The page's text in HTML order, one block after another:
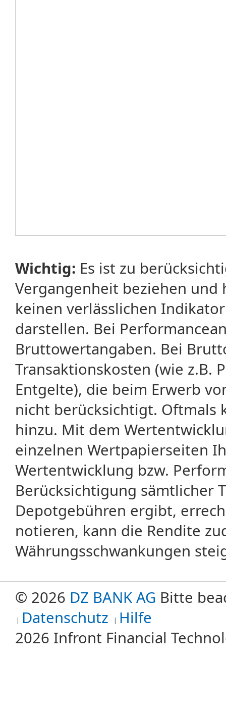
Wichtig: Es ist zu
Vergangenheit beziehen
keinen verlässlichen
darstellen. Bei
Bruttowertangaben. Bei
Transaktionskosten (wie z.B.
Entgelte), die beim Erwerb
nicht berücksichtigt. Oftmals
hinzu. Mit dem
einzelnen Wertpapierseiten
Wertentwicklung bzw.
Berücksichtigung sämtlicher
Depotgebühren ergibt,
notieren, kann die Rendite
Währungsschwankungen
© 2026 DZ BANK AG Bitte
Datenschutz Hilfe
2026 Infront Financial